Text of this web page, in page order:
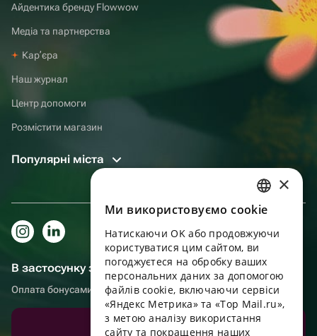
Айдентика бренду Flowwow
Медіа та партнерства
Карʼєра
Наш журнал
Центр допомоги
Розмістити магазин
Популярні міста
В застосунку зручніше!
Оплата бонусами, самовивіз, зручний чат підтримки
Завантажити додаток
RUSSIAN
ENGLISH
UKRAINIAN
PORTUGUESE
SPANISH
HUNGARIAN
×
Ми використовуємо cookie
Натискаючи OK або продовжуючи
користуватися цим сайтом, ви
погоджуєтеся на обробку ваших
персональних даних за допомогою
файлів cookie, включаючи сервіси
«Яндекс Метрика» та «Top Mail.ru»,
з метою аналізу використання
сайту та покращення наших